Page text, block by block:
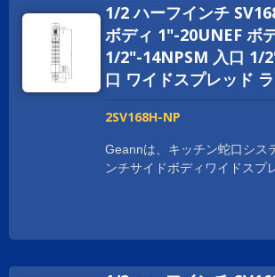
中の衛生認証を取得していま
スを拡大するために、お客様
す。 スレッドサイズは、顧客
タマイズされており、1-
M28XP1.5などがあります。
1/2 ハーフインチ
ボディ 1"-20UNEF ボ
1/2"-14NPSM 入口 1/
口 ワイドスプレッド
2SV168H-NP
Geannは、キッチン蛇口シス
ンチサイドボディワイドスプ
ディ広範囲のラフインバルブ